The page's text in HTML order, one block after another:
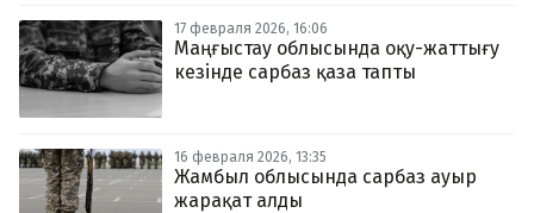
17 февраля 2026, 16:06
Маңғыстау облысында оқу-жаттығу
кезінде сарбаз қаза тапты
16 февраля 2026, 13:35
Жамбыл облысында сарбаз ауыр
жарақат алды